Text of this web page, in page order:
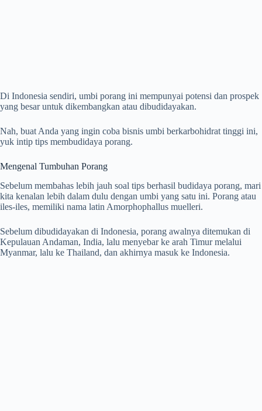
Di Indonesia sendiri, umbi porang ini mempunyai potensi dan prospek
yang besar untuk dikembangkan atau dibudidayakan.
Nah, buat Anda yang ingin coba bisnis umbi berkarbohidrat tinggi ini,
yuk intip tips membudidaya porang.
Mengenal Tumbuhan Porang
Sebelum membahas lebih jauh soal tips berhasil budidaya porang, mari
kita kenalan lebih dalam dulu dengan umbi yang satu ini. Porang atau
iles-iles, memiliki nama latin Amorphophallus muelleri.
Sebelum dibudidayakan di Indonesia, porang awalnya ditemukan di
Kepulauan Andaman, India, lalu menyebar ke arah Timur melalui
Myanmar, lalu ke Thailand, dan akhirnya masuk ke Indonesia.